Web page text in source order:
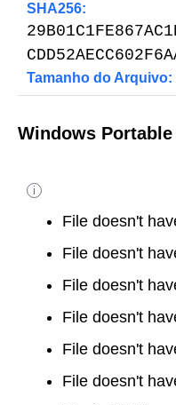
SHA256:
Tamanho do Arquivo:
Windows
i
File doesn't
File doesn't
File doesn't
File doesn't
File doesn't
File doesn't